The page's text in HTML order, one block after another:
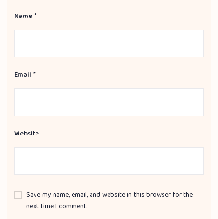
Name*
Email *
Website
Save my name, email, and website in this browser for the
next time I comment.